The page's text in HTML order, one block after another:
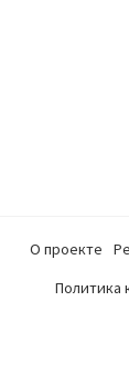
О проекте
Политика